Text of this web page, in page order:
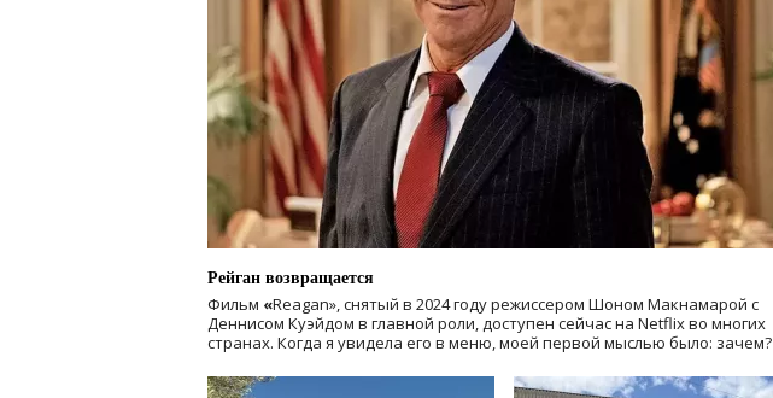
Рейган возвращается
Фильм «Reagan», снятый в 2024 годурежиссером Шоном Макнамарой с
Деннисом Куэйдом в главной роли, доступен сейчас на Netflix во многих
странах. Когда я увидела его в меню, моей первой мыслью было: зачем?